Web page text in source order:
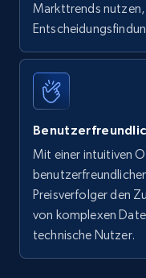
Markttrends nutzen,
Mit einer intuitiven
Preisverfolger den
von komplexen
technische Nutzer.